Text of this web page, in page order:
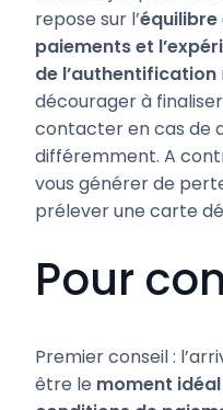
repose sur l’équilibre
paiements et
de l’authentification
décourager à
contacter en cas de
différemment. A
vous générer de
prélever une carte
Pour
Premier conseil :
être le moment